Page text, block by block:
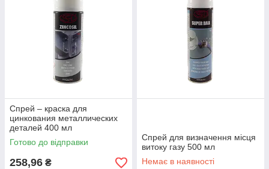
Спрей – краска для
цинкования металлических
деталей 400 мл
Готово до відправки
258,96 ₴
Спрей для визначення місця
витоку газу 500 мл
Немає в наявності